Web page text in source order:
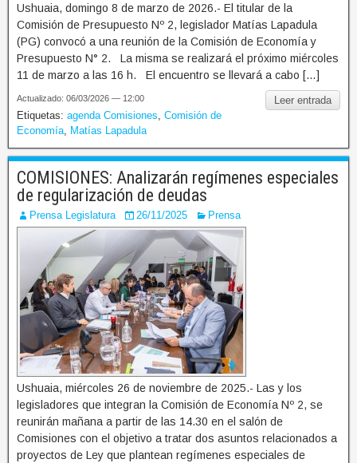
Ushuaia, domingo 8 de marzo de 2026.- El titular de la
Comisión de Presupuesto Nº 2, legislador Matías Lapadula
(PG) convocó a una reunión de la Comisión de Economía y
Presupuesto N° 2. La misma se realizará el próximo miércoles
11 de marzo a las 16 h. El encuentro se llevará a cabo […]
Leer entrada
Actualizado: 06/03/2026 — 12:00
Etiquetas: agenda Comisiones Comisión de
Economía
Matías Lapadula
COMISIONES: Analizarán regímenes especiales
de regularización de deudas
Prensa Legislatura 26/11/2025 Prensa
Ushuaia, miércoles 26 de noviembre de 2025.- Las y los
legisladores que integran la Comisión de Economía Nº 2, se
reunirán mañana a partir de las 14.30 en el salón de
Comisiones con el objetivo a tratar dos asuntos relacionados a
proyectos de Ley que plantean regímenes especiales de